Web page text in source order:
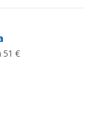
51 €